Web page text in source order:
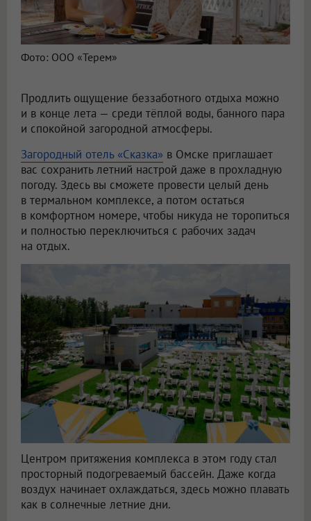
Фото: ООО «Терем»
Продлить ощущение беззаботного отдыха можно
и в конце лета — среди тёплой воды, банного пара
и спокойной загородной атмосферы.
Загородный отель «Сказка» в Омске приглашает
вас сохранить летний настрой даже в прохладную
погоду. Здесь вы сможете провести целый день
в термальном комплексе, а потом остаться
в комфортном номере, чтобы никуда не торопиться
и полностью переключиться с рабочих задач
на отдых.
Центром притяжения комплекса в этом году стал
просторный подогреваемый бассейн. Даже когда
воздух начинает охлаждаться, здесь можно плавать
как в солнечные летние дни.